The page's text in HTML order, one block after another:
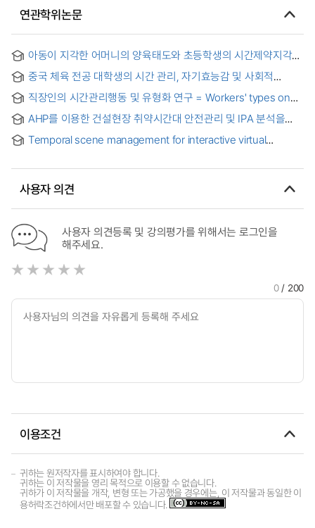
연관학위논문
아동이 지각한 어머니의 양육태도와 초등학생의 시간제약지각
및 시간관리능력의 관계 = Relationship of Child Rearing
Attitude Perceived by School Children to Their Time
Pressure Perception and Time Management Capability
중국 체육 전공 대학생의 시간 관리, 자기효능감 및 사회적
지지가 대학생활만족에 미치는 영향 = The Influence of Time
Management, Self-efficacy and Social Support of Chinese
Sports Majors on College Life Satisfaction
직장인의 시간관리행동 및 유형화 연구 = Workers' types on
time management behaviors
AHP를 이용한 건설현장 취약시간대 안전관리 및 IPA 분석을
Safety Management Measures of Vulnerable Workers
Vulnerable Time in Construction Sites using AHP
Temporal scene management for interactive virtual
시간 요소 관리
사용자 의견
사용자 의견등록 및 강의평가를 위해서는 로그인을
해주세요.
0/ 200
이용조건
귀하는 원저작자를 표시하여야 합니다.
귀하는 이 저작물을 영리 목적으로 이용할 수 없습니다.
귀하가 이 저작물을 개작, 변형 또는 가공했을 경우에는, 이 저작물과 동일한 이
용허락조건하에서만 배포할 수 있습니다.